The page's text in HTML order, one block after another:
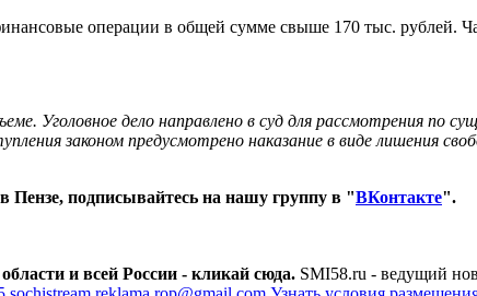
операции в общей сумме свыше 170 тыс. рублей.
Уголовное дело направлено в суд для рассмотрения по
законом предусмотрено наказание в виде лишения
Пензе, подписывайтесь на нашу группу в "ВКонтакте".
и всей России - кликай сюда. SMI58.ru - ведущий